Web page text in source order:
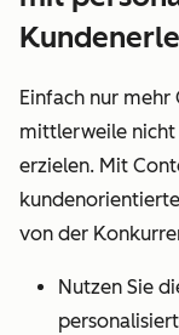
Einfach nur
mittlerweile nicht
erzielen. Mit
von der
Nutzen Sie